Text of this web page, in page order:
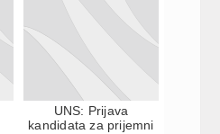
UNS: Prijava
kandidata za prijemni